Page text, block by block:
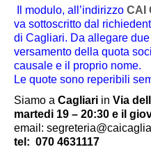
Il modulo, all’indirizzo CAI
va sottoscritto dal
di Cagliari. Da allegare
versamento della quota
causale e il proprio nome.
Le quote sono reperibili
Siamo a Cagliari in Via
martedi 19 – 20:30 e il
email:
tel: 070 4631117